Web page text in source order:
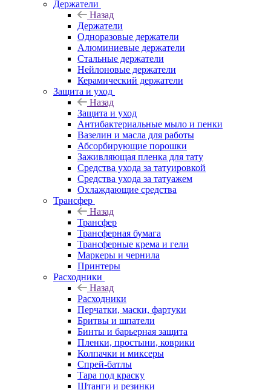
Держатели
Назад
Держатели
Одноразовые держатели
Алюминиевые держатели
Стальные держатели
Нейлоновые держатели
Керамический держатели
Защита и уход
Назад
Защита и уход
Антибактериальные мыло и пенки
Вазелин и масла для работы
Абсорбирующие порошки
Заживляющая пленка для тату
Средства ухода за татуировкой
Средства ухода за татуажем
Охлаждающие средства
Трансфер
Назад
Трансфер
Трансферная бумага
Трансферные крема и гели
Маркеры и чернила
Принтеры
Расходники
Назад
Расходники
Перчатки, маски, фартуки
Бритвы и шпатели
Бинты и барьерная защита
Пленки, простыни, коврики
Колпачки и миксеры
Спрей-батлы
Тара под краску
Штанги и резинки